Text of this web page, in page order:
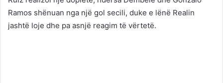
Ramos shënuan nga një gol secili, duke e lënë Realin
jashtë loje dhe pa asnjë reagim të vërtetë.